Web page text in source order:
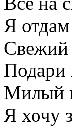
Я отдам
Свежий
Подари
Милый
Я хочу